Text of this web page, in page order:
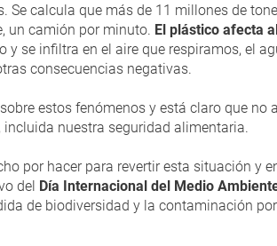
calcula que más de 11 millones de
un camión por minuto. El plástico afecta
se infiltra en el aire que respiramos, el
consecuencias negativas.
estos fenómenos y está claro que no
nuestra seguridad alimentaria.
por hacer para revertir esta situación y
del Día Internacional del Medio
de biodiversidad y la contaminación